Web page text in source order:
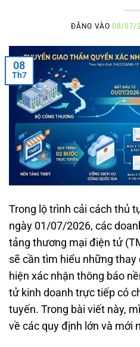
ĐĂNG VÀO08/07/
08
Th7
Trong lộ trình cải cách thủ
ngày 01/07/2026, các
tảng thương mại điện tử
sẽ cần tìm hiểu những
hiện xác nhận thông báo
tử kinh doanh trực tiếp có
tuyến. Trong bài viết này,
về các quy định lớn và mới